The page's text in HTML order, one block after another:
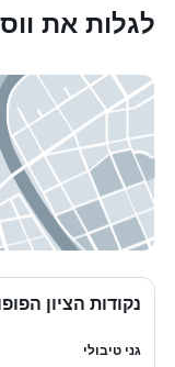
לגלות את
נקודות הציון
גני טיבולי